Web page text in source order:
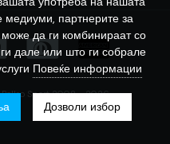
Polleo Sport 2008 - 2026
медиуми, партнерите за
да ги комбинираат со
дале или што ги собрале
Повеќе информации
Дозволи избор